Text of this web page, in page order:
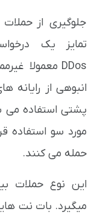
تمایز یک
انبوهی از
پشتی استفاده می
مورد سو استفاده
حمله می کنند.
این نوع حملات
میگیرد. بات نت